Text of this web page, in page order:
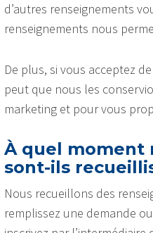
d’autres renseignements
renseignements nous
De plus, si vous acceptez
peut que nous les
marketing et pour vous
À quel moment
sont-ils
Nous recueillons des
remplissez une demande